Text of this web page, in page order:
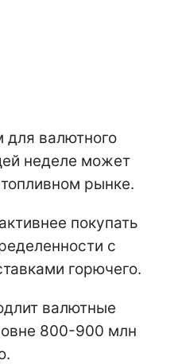
валютного
неделе может
рынке.
покупать
с
горючего.
валютные
800-900 млн